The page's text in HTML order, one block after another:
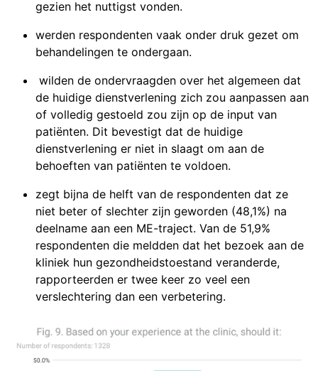
gezien het nuttigst vonden.
werden respondenten vaak onder druk gezet om
behandelingen te ondergaan.
wilden de ondervraagden over het algemeen dat
de huidige dienstverlening zich zou aanpassen aan
of volledig gestoeld zou zijn op de input van
patiënten. Dit bevestigt dat de huidige
dienstverlening er niet in slaagt om aan de
behoeften van patiënten te voldoen.
zegt bijna de helft van de respondenten dat ze
niet beter of slechter zijn geworden (48,1%) na
deelname aan een ME-traject. Van de 51,9%
respondenten die meldden dat het bezoek aan de
kliniek hun gezondheidstoestand veranderde,
rapporteerden er twee keer zo veel een
verslechtering dan een verbetering.